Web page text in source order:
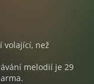
volající, než
melodií je 29